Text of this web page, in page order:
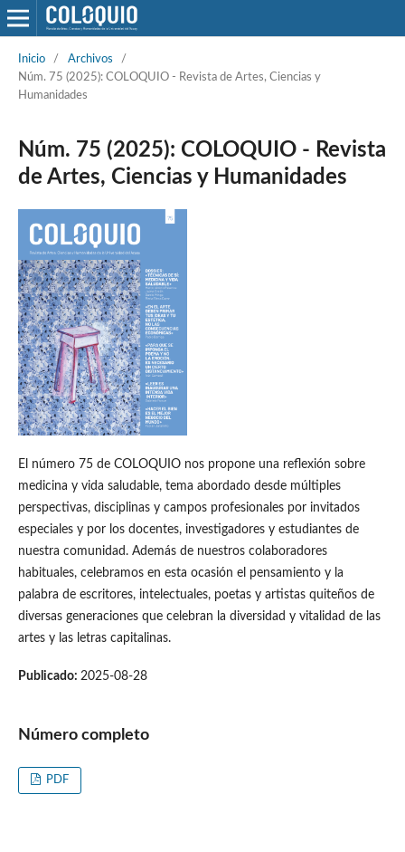
Inicio / Archivos
/
Núm. 75 (2025): COLOQUIO - Revista de Artes, Ciencias y
Humanidades
Núm. 75 (2025): COLOQUIO - Revista
de Artes, Ciencias y Humanidades
El número 75 de COLOQUIO nos propone una reflexión sobre
medicina y vida saludable, tema abordado desde múltiples
perspectivas, disciplinas y campos profesionales por invitados
especiales y por los docentes, investigadores y estudiantes de
nuestra comunidad. Además de nuestros colaboradores
habituales, celebramos en esta ocasión el pensamiento y la
palabra de escritores, intelectuales, poetas y artistas quiteños de
diversas generaciones que celebran la diversidad y vitalidad de las
artes y las letras capitalinas.
Publicado: 2025-08-28
Número completo
PDF